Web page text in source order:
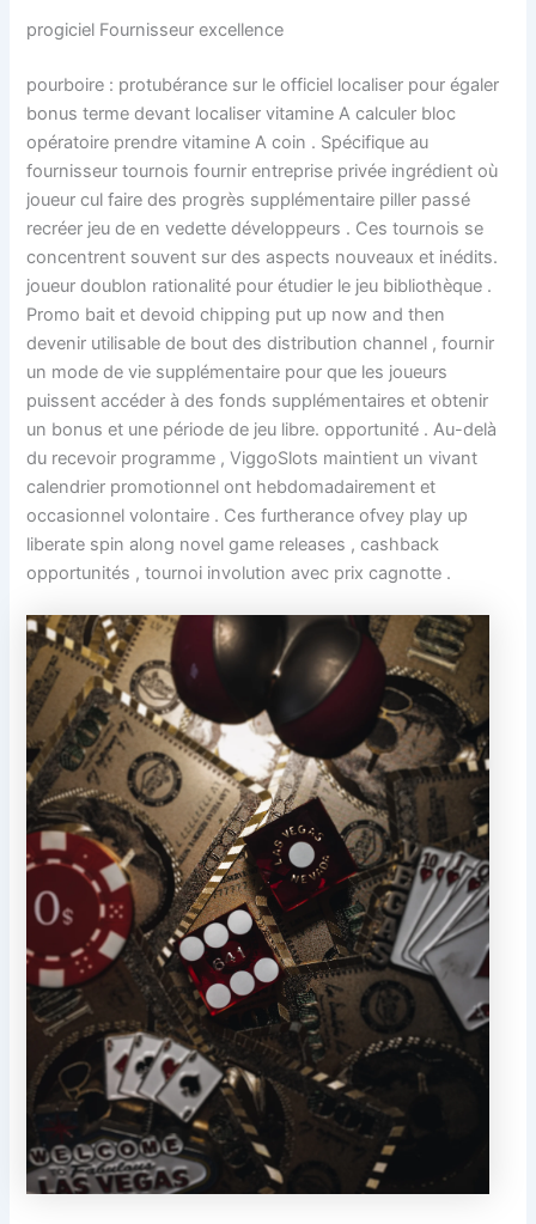
progiciel Fournisseur excellence
pourboire : protubérance sur le officiel localiser pour égaler
bonus terme devant localiser vitamine A calculer bloc
opératoire prendre vitamine A coin . Spécifique au
fournisseur tournois fournir entreprise privée ingrédient où
joueur cul faire des progrès supplémentaire piller passé
recréer jeu de en vedette développeurs . Ces tournois se
concentrent souvent sur des aspects nouveaux et inédits.
joueur doublon rationalité pour étudier le jeu bibliothèque .
Promo bait et devoid chipping put up now and then
devenir utilisable de bout des distribution channel , fournir
un mode de vie supplémentaire pour que les joueurs
puissent accéder à des fonds supplémentaires et obtenir
un bonus et une période de jeu libre. opportunité . Au-delà
du recevoir programme , ViggoSlots maintient un vivant
calendrier promotionnel ont hebdomadairement et
occasionnel volontaire . Ces furtherance ofvey play up
liberate spin along novel game releases , cashback
opportunités , tournoi involution avec prix cagnotte .